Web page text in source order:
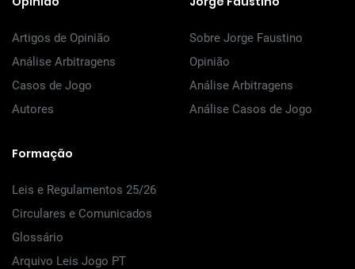
Artigos de Opinião
Análise Arbitragens
Casos de Jogo
Autores
Sobre Jorge Faustino
Opinião
Análise Arbitragens
Análise Casos de Jogo
Formação
Leis e Regulamentos 25/26
Circulares e Comunicados
Glossário
Arquivo Leis Jogo PT